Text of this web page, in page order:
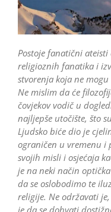
Postoje fanatični
religioznih fanatika i
stvorenja koja ne
Ne mislim da će
čovjekov vodič u
najljepše utočište, što
Ljudsko biće dio je
ograničen u vremenu i
svojih misli i osjećaja
je na neki način
da se oslobodimo te
religije. Ne održavati